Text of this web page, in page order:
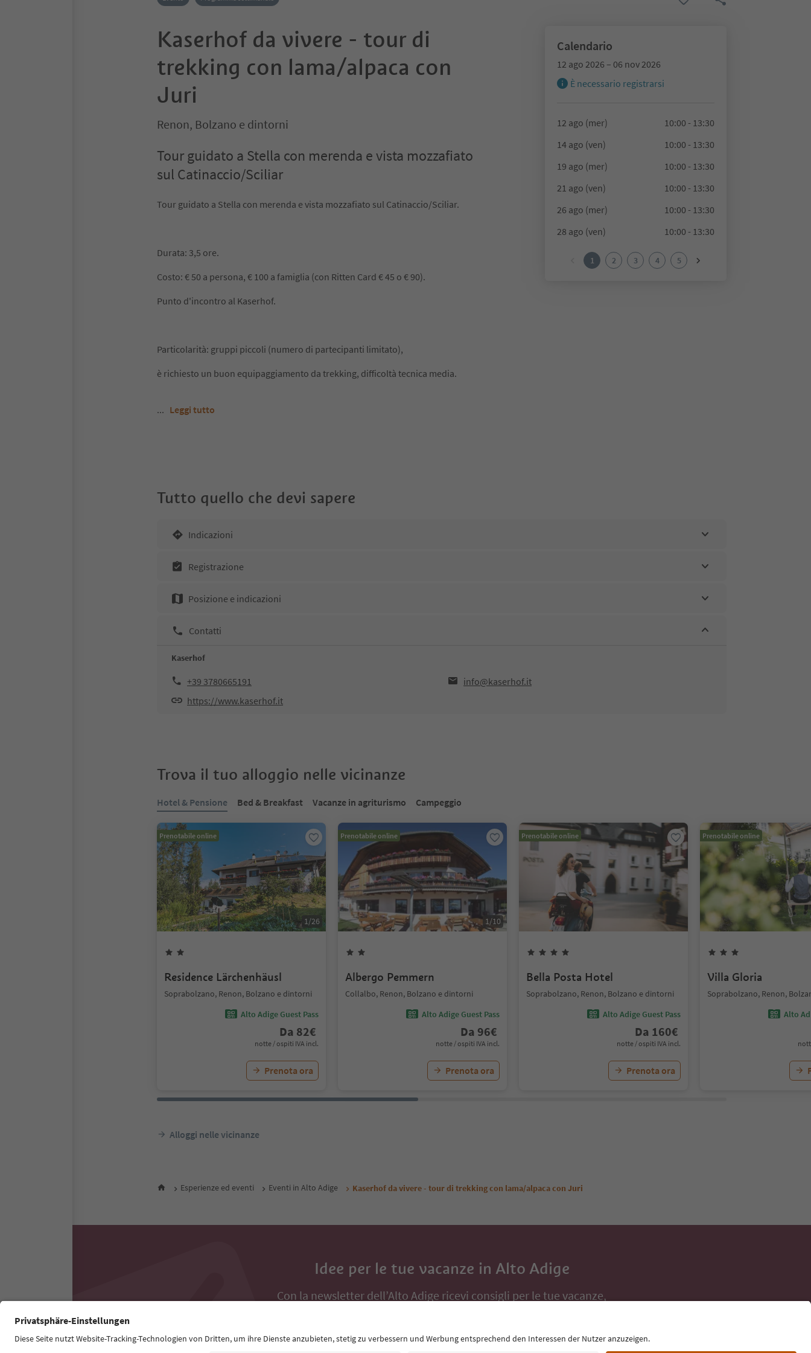
Kaserhof da vivere - tour di
trekking con lama/alpaca con
Juri
Renon, Bolzano e dintorni
Tour guidato a Stella con merenda e vista mozzafiato
sul Catinaccio/Sciliar
Tour guidato a Stella con merenda e vista mozzafiato sul Catinaccio/Sciliar.
Durata: 3,5 ore.
Costo: € 50 a persona, € 100 a famiglia (con Ritten Card € 45 o € 90).
Punto d'incontro al Kaserhof.
Particolarità: gruppi piccoli (numero di partecipanti limitato),
è richiesto un buon equipaggiamento da trekking, difficoltà tecnica media.
... Leggi tutto
Calendario
12 ago 2026 – 06 nov 2026
È necessario registrarsi
12 ago (mer)
10:00 - 13:30
14 ago (ven)
10:00 - 13:30
19 ago (mer)
10:00 - 13:30
21 ago (ven)
10:00 - 13:30
26 ago (mer)
10:00 - 13:30
28 ago (ven)
10:00 - 13:30
1 2 3 4 5
Tutto quello che devi sapere
Indicazioni
Registrazione
Posizione e indicazioni
Contatti
Kaserhof
+39 3780665191
info@kaserhof.it
https://www.kaserhof.it
Trova il tuo alloggio nelle vicinanze
Hotel & Pensione Bed & Breakfast Vacanze in agriturismo Campeggio
Prenotabile online
1/26
Residence Lärchenhäusl
Soprabolzano, Renon, Bolzano e dintorni
Alto Adige Guest Pass
Da 82€
notte / ospiti IVA incl.
Prenota ora
Prenotabile online
1/10
Albergo Pemmern
Collalbo, Renon, Bolzano e dintorni
Alto Adige Guest Pass
Da 96€
notte / ospiti IVA incl.
Prenota ora
Prenotabile online
Bella Posta Hotel
Soprabolzano, Renon, Bolzano e dintorni
Alto Adige Guest Pass
Da 160€
notte / ospiti IVA incl.
Prenota ora
Prenotabile online
Villa Gloria
Soprabolzano, Renon,
Alto
Alloggi nelle vicinanze
Esperienze ed eventi Eventi in Alto Adige Kaserhof da vivere - tour di trekking con lama/alpaca con Juri
Idee per le tue vacanze in Alto Adige
Con la newsletter dell’Alto Adige ricevi consigli per le tue vacanze,